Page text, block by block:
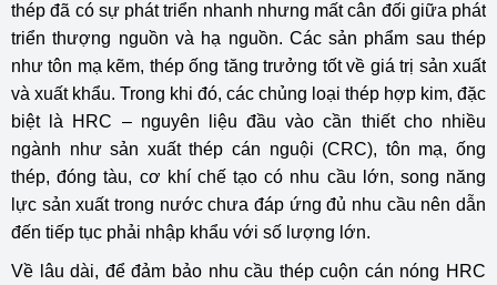
thép đã có sự phát triển nhanh nhưng mất cân đối giữa phát
triển thượng nguồn và hạ nguồn. Các sản phẩm sau thép
như tôn mạ kẽm, thép ống tăng trưởng tốt về giá trị sản xuất
và xuất khẩu. Trong khi đó, các chủng loại thép hợp kim, đặc
biệt là HRC – nguyên liệu đầu vào cần thiết cho nhiều
ngành như sản xuất thép cán nguội (CRC), tôn mạ, ống
thép, đóng tàu, cơ khí chế tạo có nhu cầu lớn, song năng
lực sản xuất trong nước chưa đáp ứng đủ nhu cầu nên dẫn
đến tiếp tục phải nhập khẩu với số lượng lớn.
Về lâu dài, để đảm bảo nhu cầu thép cuộn cán nóng HRC